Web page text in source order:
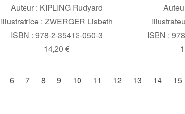
Auteur : KIPLING Rudyard
Illustratrice : ZWERGER Lisbeth
ISBN : 978-2-35413-050-3
14,20 €
ISBN :
6 7 8 9 10 11 12 13 14 15